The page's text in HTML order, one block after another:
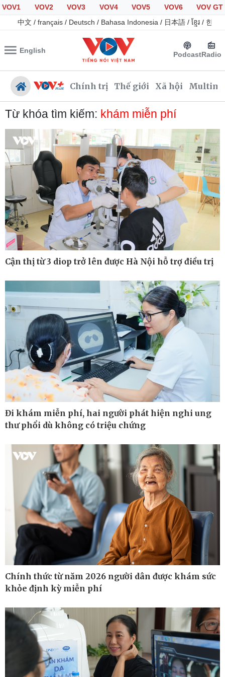
VOV1 VOV2 VOV3 VOV4 VOV5 VOV6
VOV GT
中文 / français / Deutsch / Bahasa Indonesia / 日本語 / ខ្មែរ / 한국
English PodcastRadio
Chính trị Thế giới Xã hội
Chính trị
Đảng
Tổ chức nhân sự
Quốc hội
Nhận diện sự thật
Xã hội
Tin 24h
Giáo dục
Dự báo thời tiết
Dấu ấn VOV
Việc làm
Biển đảo
Thế giới
Quan sát
Cuộc sống đó đây
Hồ sơ
Multimedia
Ảnh
Video
E-Magazine
Infographic
Kinh tế
Bất động sản
Khởi nghiệp
Thị trường
Giá vàng
Tiêu dùng
Tỷ giá
Chứng khoán
Giá cà phê
Từ khóa tìm kiếm: khám miễn phí
Cận thị từ 3 diop trở lên được Hà Nội hỗ trợ điều trị
Đi khám miễn phí, hai người phát hiện nghi ung
thư phổi dù không có triệu chứng
Chính thức từ năm 2026 người dân được khám sức
khỏe định kỳ miễn phí